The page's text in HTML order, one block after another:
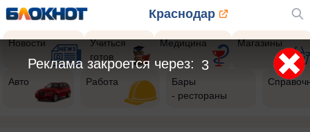
Краснодар
Новости
Учиться
готов
Медицина Магазины
Авто Работа
Бары
- рестораны
1
Реклама закроется через: